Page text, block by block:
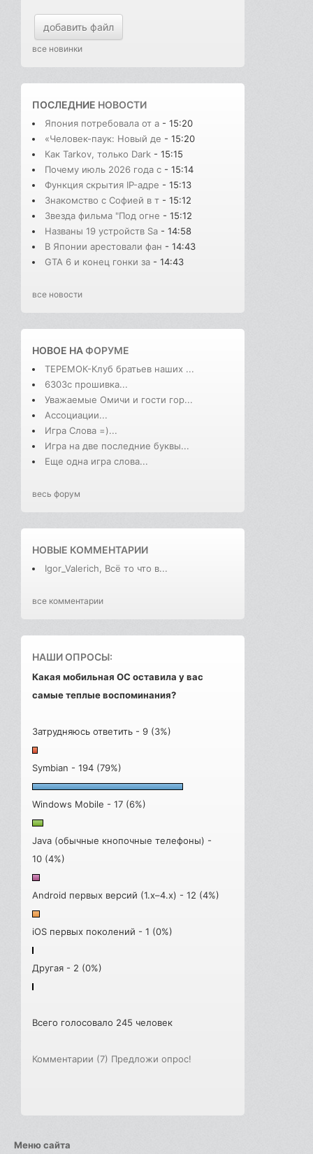
добавить файл
все новинки
ПОСЛЕДНИЕ НОВОСТИ
Япония потребовала от а - 15:20
«Человек-паук: Новый де - 15:20
Как Tarkov, только Dark - 15:15
Почему июль 2026 года с - 15:14
Функция скрытия IP-адре - 15:13
Знакомство с Софией в т - 15:12
Звезда фильма "Под огне - 15:12
Названы 19 устройств Sa - 14:58
В Японии арестовали фан - 14:43
GTA 6 и конец гонки за - 14:43
все новости
НОВОЕ НАФОРУМЕ
ТЕРЕМОК-Клуб братьев наших ...
6303с прошивка...
Уважаемые Омичи и гости гор...
Ассоциации...
Игра Слова =)...
Игра на две последние буквы...
Еще одна игра слова...
весь форум
НОВЫЕ КОММЕНТАРИИ
Igor_Valerich, Всё то что в...
все комментарии
НАШИ ОПРОСЫ:
Какая мобильная ОС оставила у вас
самые теплые воспоминания?
Затрудняюсь ответить - 9 (3%)
Symbian - 194 (79%)
Windows Mobile - 17 (6%)
Java (обычные кнопочные телефоны) -
10 (4%)
Android первых версий (1.x–4.x) - 12 (4%)
iOS первых поколений - 1 (0%)
Другая - 2 (0%)
Всего голосовало 245 человек
Комментарии (7) Предложи опрос!
Меню сайта